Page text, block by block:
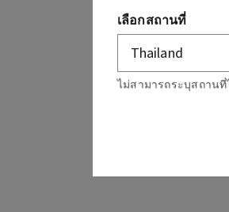
เลือกสถานที่
ไม่สามารถระบุสถาน